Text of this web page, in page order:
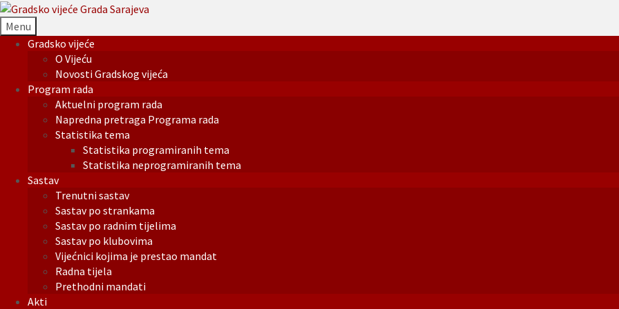
Menu
Gradsko vijeće
O Vijeću
Novosti Gradskog vijeća
Program rada
Aktuelni program rada
Napredna pretraga Programa rada
Statistika tema
Statistika programiranih tema
Statistika neprogramiranih tema
Sastav
Trenutni sastav
Sastav po strankama
Sastav po radnim tijelima
Sastav po klubovima
Vijećnici kojima je prestao mandat
Radna tijela
Prethodni mandati
Akti